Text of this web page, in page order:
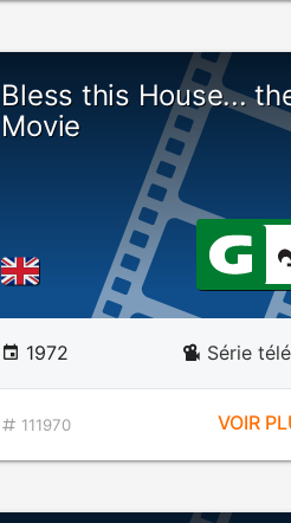
Bless this House...
Movie
1972 Série
111970 VOIR